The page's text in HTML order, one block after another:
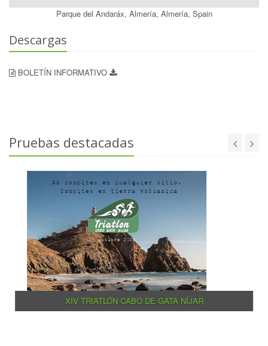
Parque del Andaráx, Almería, Almería, Spain
Descargas
BOLETÍN INFORMATIVO
Pruebas destacadas
XIV TRIATLÓN CABO DE GATA NÍJAR